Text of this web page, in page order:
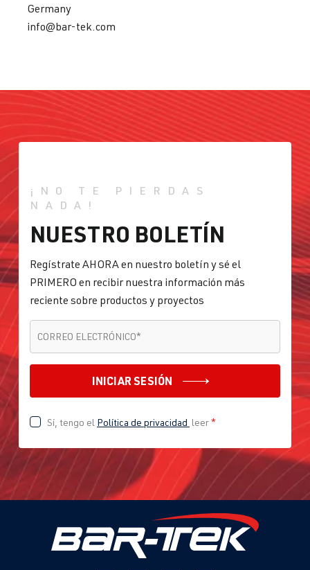
Germany
info@bar-tek.com
¡NO TE PIERDAS
NADA!
NUESTRO BOLETÍN
Regístrate AHORA en nuestro boletín y sé el
PRIMERO en recibir nuestra información más
reciente sobre productos y proyectos
CORREO ELECTRÓNICO*
INICIAR SESIÓN
Sí, tengo el Política de privacidad leer*